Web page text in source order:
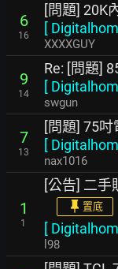
6
16
[問題] 20K
[
XXXXGUY
9
14
Re: [問題]
[
swgun
7
13
[問題] 75
[
nax1016
1
1
[公告] 二手
置底
[
l98